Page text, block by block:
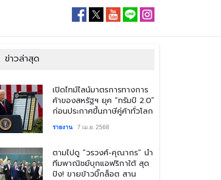
ข่าวล่าสุด
​เปิดไทม์ไลน์มาตรการทางการ
ค้าของสหรัฐฯ ยุค “ทรัมป์ 2.0”
ก่อนประกาศขึ้นภาษีคู่ค้าทั่วโลก
รายงาน 7 เม.ย. 2568
​ตามไปดู “วรวงศ์-คุณากร” นำ
ทีมพาณิชย์บุกแอฟริกาใต้ สุด
ปัง! ขายข้าวบิ๊กล็อต สาน